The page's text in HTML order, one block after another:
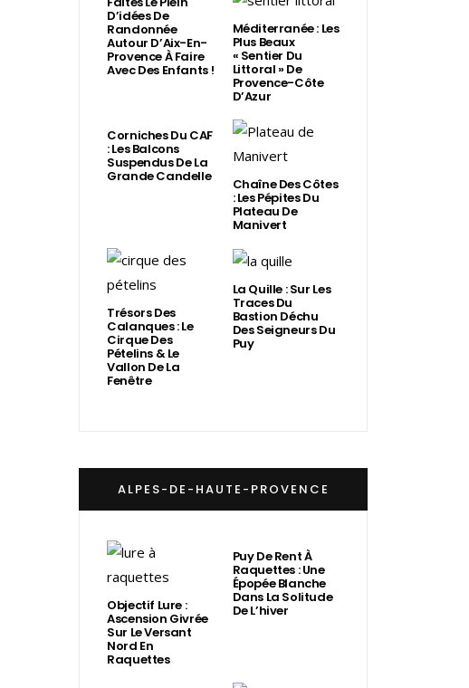
D’idées De
Randonnée
Autour D’Aix-En-
Provence À Faire
Avec Des Enfants !
Méditerranée : Les
Plus Beaux
« Sentier Du
Littoral » De
Provence-Côte
D’Azur
Corniches Du CAF
: Les Balcons
Suspendus De La
Grande Candelle Chaîne Des Côtes
: Les Pépites Du
Plateau De
Manivert
Trésors Des
Calanques : Le
Cirque Des
Pételins & Le
Vallon De La
Fenêtre
La Quille : Sur Les
Traces Du
Bastion Déchu
Des Seigneurs Du
Puy
ALPES-DE-HAUTE-PROVENCE
Objectif Lure :
Ascension Givrée
Sur Le Versant
Nord En
Raquettes
Puy De Rent À
Raquettes : Une
Épopée Blanche
Dans La Solitude
De L’hiver